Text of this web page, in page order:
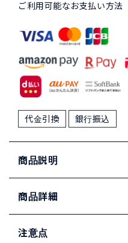
ご利用可能なお支払い方法
代金引換 銀行振込
商品説明
商品詳細
注意点